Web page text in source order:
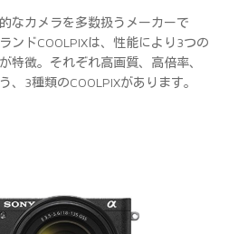
なカメラを多数扱うメーカーで
ンドCOOLPIXは、性能により3つの
特徴。それぞれ高画質、高倍率、
、3種類のCOOLPIXがあります。